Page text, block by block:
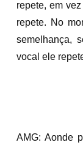
repete, em
repete. No
semelhança,
vocal ele
AMG: Aonde